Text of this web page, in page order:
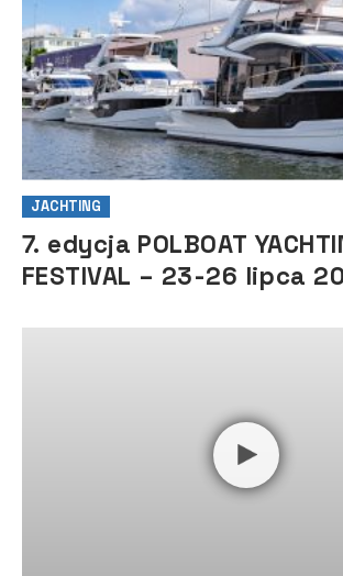
JACHTING
7. edycja POLBOAT
FESTIVAL – 23-26 lipca